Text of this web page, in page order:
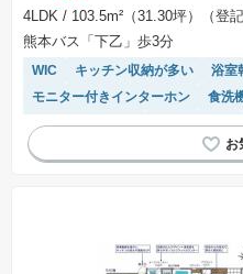
4LDK / 103.5m²（31.30坪）（登記
熊本バス「下乙」歩3分
WIC キッチン収納が多い
浴室
モニター付きインターホン
食洗
ルーフバルコニー
対面キッチン
システムキッチン
閑静な住宅地